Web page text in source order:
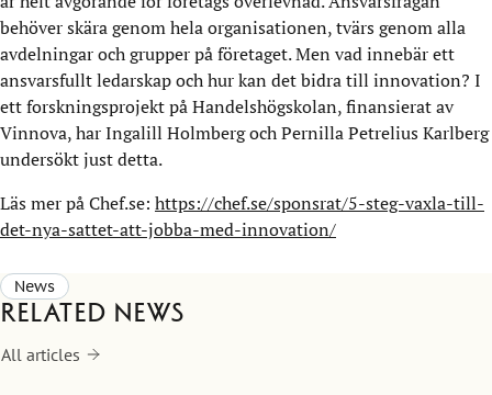
behöver skära genom hela organisationen, tvärs genom alla
avdelningar och grupper på företaget. Men vad innebär ett
ansvarsfullt ledarskap och hur kan det bidra till innovation? I
ett forskningsprojekt på Handelshögskolan, finansierat av
Vinnova, har Ingalill Holmberg och Pernilla Petrelius Karlberg
undersökt just detta.
Läs mer på Chef.se: https://chef.se/sponsrat/5-steg-vaxla-till-
det-nya-sattet-att-jobba-med-innovation/
News
Related news
All articles